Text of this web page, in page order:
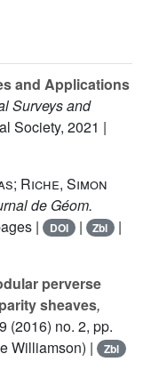
and Applications
Surveys and
Society, 2021 |
Riche, Simon
de Géom.
| DOI | Zbl |
perverse
sheaves,
(2016) no. 2, pp.
Williamson) |
Zbl